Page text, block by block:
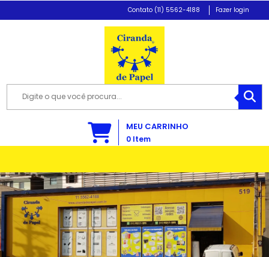
(11) 5562-4188 Fazer login
MEU CARRINHO
0 Item